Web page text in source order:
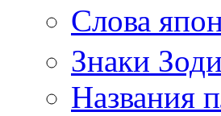
Слова
Знаки
Названия